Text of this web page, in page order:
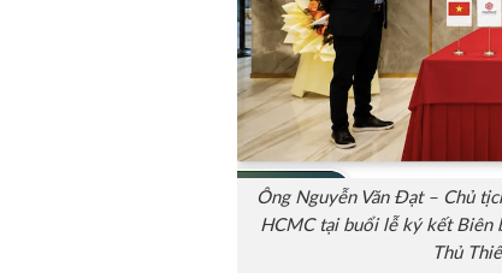
Ông Nguyễn Văn Đạt – Chủ
HCMC tại buổi lễ ký kết Biên
Thủ